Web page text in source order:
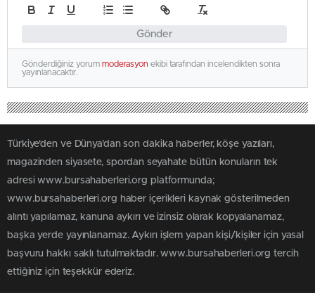
Gönder
Gönderdiğiniz yorum moderasyon ekibi tarafından incelendikten sonra
yayınlanacaktır.
Türkiye'den ve Dünya’dan son dakika haberler, köşe yazıları,
magazinden siyasete, spordan seyahate bütün konuların tek
adresi www.bursahaberleri.org platformunda;
www.bursahaberleri.org haber içerikleri kaynak gösterilmeden
alıntı yapılamaz, kanuna aykırı ve izinsiz olarak kopyalanamaz,
başka yerde yayınlanamaz. Aykırı işlem yapan kişi/kişiler için yasal
başvuru hakkı saklı tutulmaktadır. www.bursahaberleri.org tercih
ettiğiniz için teşekkür ederiz.